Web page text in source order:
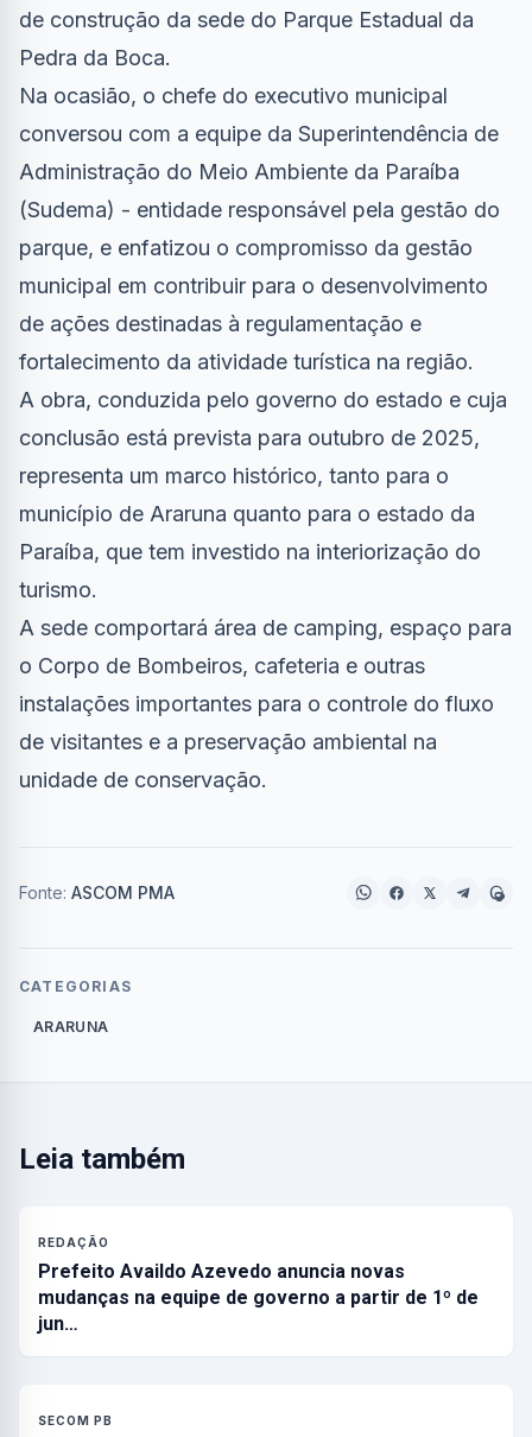
de construção da sede do Parque Estadual da
Pedra da Boca.
Na ocasião, o chefe do executivo municipal
conversou com a equipe da Superintendência de
Administração do Meio Ambiente da Paraíba
(Sudema) - entidade responsável pela gestão do
parque, e enfatizou o compromisso da gestão
municipal em contribuir para o desenvolvimento
de ações destinadas à regulamentação e
fortalecimento da atividade turística na região.
A obra, conduzida pelo governo do estado e cuja
conclusão está prevista para outubro de 2025,
representa um marco histórico, tanto para o
município de Araruna quanto para o estado da
Paraíba, que tem investido na interiorização do
turismo.
A sede comportará área de camping, espaço para
o Corpo de Bombeiros, cafeteria e outras
instalações importantes para o controle do fluxo
de visitantes e a preservação ambiental na
unidade de conservação.
Fonte: ASCOM PMA
CATEGORIAS
ARARUNA
Leia também
REDAÇÃO
Prefeito Availdo Azevedo anuncia novas
mudanças na equipe de governo a partir de 1º de
jun…
SECOM PB